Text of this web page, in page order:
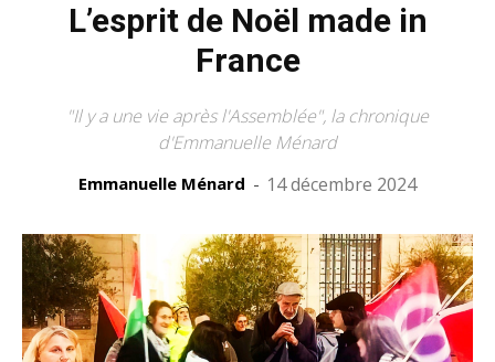
L’esprit de Noël made in
France
"Il y a une vie après l'Assemblée", la chronique
d'Emmanuelle Ménard
Emmanuelle Ménard - 14 décembre 2024